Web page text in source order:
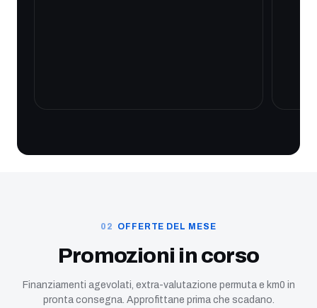
OFFERTE DEL MESE
Promozioni in corso
Finanziamenti agevolati, extra-valutazione permuta e km0 in
pronta consegna. Approfittane prima che scadano.